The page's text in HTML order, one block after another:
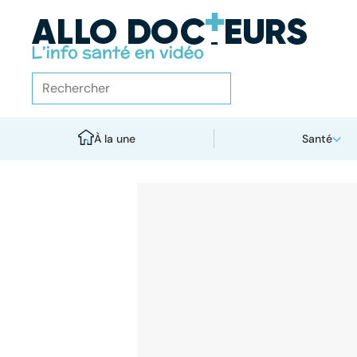
À la une Santé